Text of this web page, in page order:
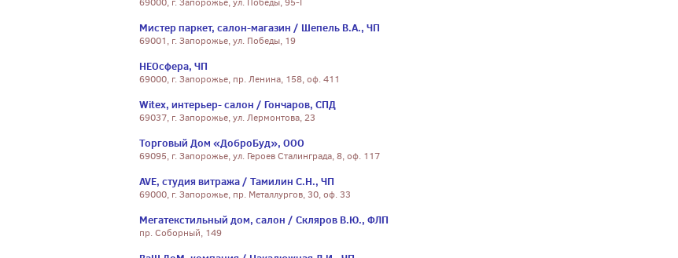
Мистер паркет, салон-магазин / Шепель В.А., ЧП
69001, г. Запорожье, ул. Победы, 19
НЕОсфера, ЧП
69000, г. Запорожье, пр. Ленина, 158, оф. 411
Witex, интерьер- салон / Гончаров, СПД
69037, г. Запорожье, ул. Лермонтова, 23
Торговый Дом «ДоброБуд», ООО
69095, г. Запорожье, ул. Героев Сталинграда, 8, оф. 117
AVE, студия витража / Тамилин С.Н., ЧП
69000, г. Запорожье, пр. Металлургов, 30, оф. 33
Мегатекстильный дом, салон / Скляров В.Ю., ФЛП
пр. Соборный, 149